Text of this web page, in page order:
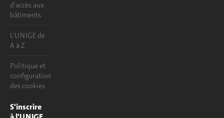
d'accès aux
bâtiments
L'UNIGE de
A à Z
Politique et
configuration
des cookies
S'inscrire